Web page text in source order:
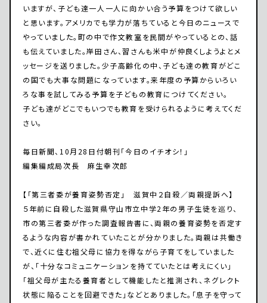
いますが、子ども達一人一人に向かい合う予算をつけて欲しい
と思います。アメリカでも学力が落ちていると今日のニュースで
やっていました。町の中で作文教室を民間がやっているとの、話
も伝えていました。岸田さん、習さんも米中が仲良くしようよとメ
ッセージを送りました。少子高齢化の中、子ども達の教育がどこ
の国でも大事な問題になっています。来年度の予算からいろい
ろな事を試してみる予算を子どもの教育につけてください。
子ども達がどこでもいつでも教育を受けられるように考えてくだ
さい。
毎日新聞、10月28日付朝刊「今日のイチオシ！」
編集編成局次長 麻生幸次郎
【「第三者委が養育姿勢否定」 滋賀中２自殺／両親提訴へ】
５年前に自殺した滋賀県守山市立中学2年の男子生徒を巡り、
市の第三者委が作った調査報告書に、両親の養育姿勢を否定す
るような内容が書かれていたことが分かりました。両親は共働き
で、近くに住む祖父母に協力を得ながら子育てをしていました
が、「十分なコミュニケーションを持てていたとは考えにくい」
「祖父母が主たる養育者として機能したと推測され、ネグレクト
状態に陥ることを回避できた」などとありました。「息子を守って